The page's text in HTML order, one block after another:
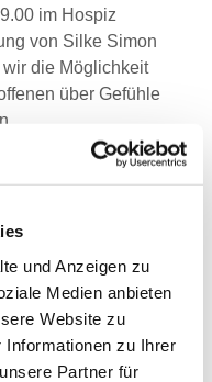
und Anzeigen zu
Medien anbieten
Website zu
Informationen zu Ihrer
Partner für
im Hospiz
von Silke Simon
die Möglichkeit
über Gefühle